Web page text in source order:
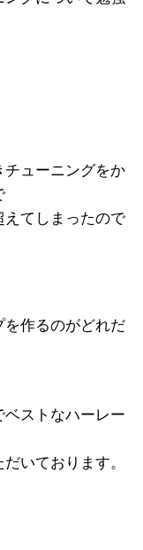
チューニングをか
てしまったので
を作るのがどれだ
ストなハーレー
いております。